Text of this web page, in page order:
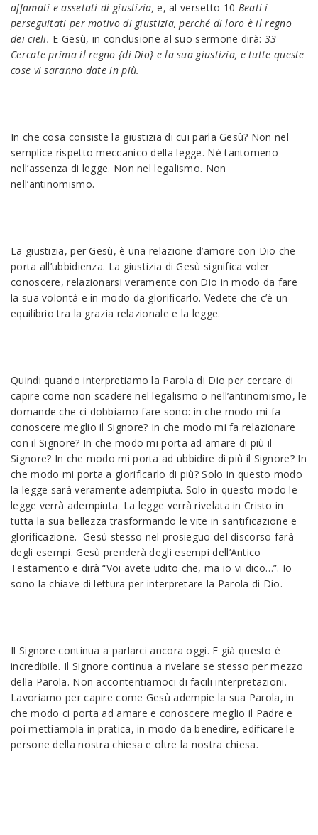
affamati e assetati di giustizia,e, al versetto 10 Beati i
perseguitati per motivo di giustizia, perché di loro è il regno
dei cieli. E Gesù, in conclusione al suo sermone dirà: 33
Cercate prima il regno {di Dio} e la sua giustizia, e tutte queste
cose vi saranno date in più.
In che cosa consiste la giustizia di cui parla Gesù? Non nel
semplice rispetto meccanico della legge. Né tantomeno
nell’assenza di legge. Non nel legalismo. Non
nell’antinomismo.
La giustizia, per Gesù, è una relazione d’amore con Dio che
porta all’ubbidienza. La giustizia di Gesù significa voler
conoscere, relazionarsi veramente con Dio in modo da fare
la sua volontà e in modo da glorificarlo. Vedete che c’è un
equilibrio tra la grazia relazionale e la legge.
Quindi quando interpretiamo la Parola di Dio per cercare di
capire come non scadere nel legalismo o nell’antinomismo, le
domande che ci dobbiamo fare sono: in che modo mi fa
conoscere meglio il Signore? In che modo mi fa relazionare
con il Signore? In che modo mi porta ad amare di più il
Signore? In che modo mi porta ad ubbidire di più il Signore? In
che modo mi porta a glorificarlo di più? Solo in questo modo
la legge sarà veramente adempiuta. Solo in questo modo le
legge verrà adempiuta. La legge verrà rivelata in Cristo in
tutta la sua bellezza trasformando le vite in santificazione e
glorificazione. Gesù stesso nel prosieguo del discorso farà
degli esempi. Gesù prenderà degli esempi dell’Antico
Testamento e dirà “Voi avete udito che, ma io vi dico…”. Io
sono la chiave di lettura per interpretare la Parola di Dio.
Il Signore continua a parlarci ancora oggi. E già questo è
incredibile. Il Signore continua a rivelare se stesso per mezzo
della Parola. Non accontentiamoci di facili interpretazioni.
Lavoriamo per capire come Gesù adempie la sua Parola, in
che modo ci porta ad amare e conoscere meglio il Padre e
poi mettiamola in pratica, in modo da benedire, edificare le
persone della nostra chiesa e oltre la nostra chiesa.